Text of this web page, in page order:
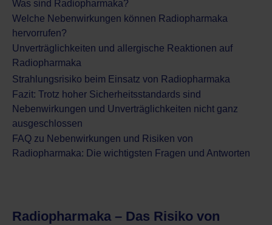
Was sind Radiopharmaka?
Welche Nebenwirkungen können Radiopharmaka
hervorrufen?
Unverträglichkeiten und allergische Reaktionen auf
Radiopharmaka
Strahlungsrisiko beim Einsatz von Radiopharmaka
Fazit: Trotz hoher Sicherheitsstandards sind
Nebenwirkungen und Unverträglichkeiten nicht ganz
ausgeschlossen
FAQ zu Nebenwirkungen und Risiken von
Radiopharmaka: Die wichtigsten Fragen und Antworten
Radiopharmaka – Das Risiko von